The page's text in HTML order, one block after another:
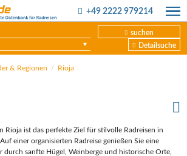
+49 2222 979214
suchen
Detailsuche
& Regionen Rioja
Rioja ist das perfekte Ziel für stilvolle Radreisen in
einer organisierten Radreise genießen Sie eine
durch sanfte Hügel, Weinberge und historische Orte,